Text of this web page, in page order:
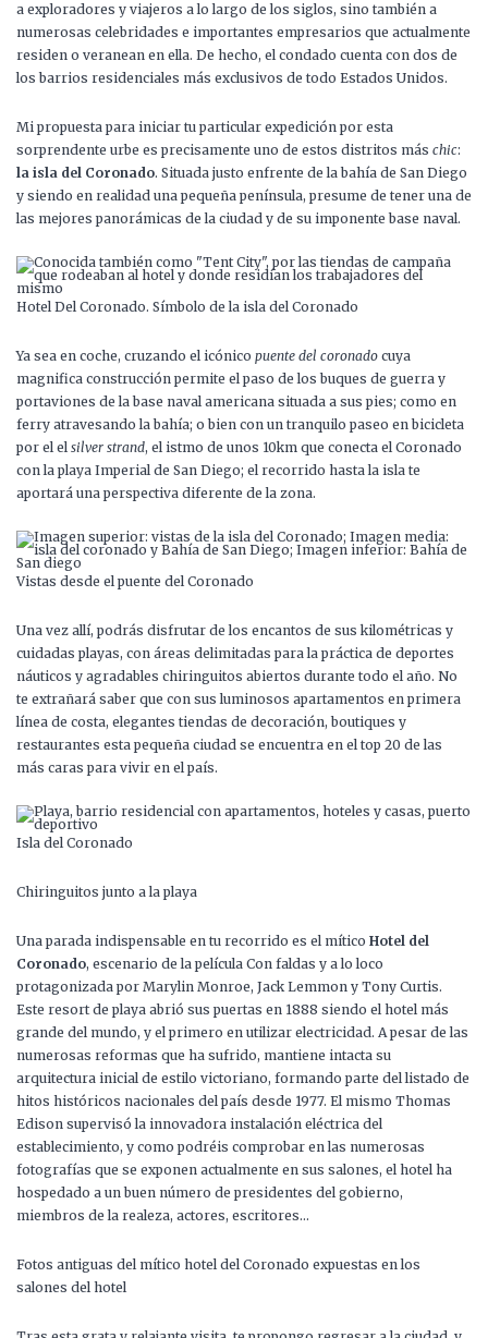
a exploradores y viajeros a lo largo de los siglos, sino también a
numerosas celebridades e importantes empresarios que actualmente
residen o veranean en ella. De hecho, el condado cuenta con dos de
los barrios residenciales más exclusivos de todo Estados Unidos.
Mi propuesta para iniciar tu particular expedición por esta
sorprendente urbe es precisamente uno de estos distritos más chic:
la isla del Coronado. Situada justo enfrente de la bahía de San Diego
y siendo en realidad una pequeña península, presume de tener una de
las mejores panorámicas de la ciudad y de su imponente base naval.
Hotel Del Coronado. Símbolo de la isla del Coronado
Ya sea en coche, cruzando el icónico puente del coronado cuya
magnifica construcción permite el paso de los buques de guerra y
portaviones de la base naval americana situada a sus pies; como en
ferry atravesando la bahía; o bien con un tranquilo paseo en bicicleta
por el el silver strand, el istmo de unos 10km que conecta el Coronado
con la playa Imperial de San Diego; el recorrido hasta la isla te
aportará una perspectiva diferente de la zona.
Vistas desde el puente del Coronado
Una vez allí, podrás disfrutar de los encantos de sus kilométricas y
cuidadas playas, con áreas delimitadas para la práctica de deportes
náuticos y agradables chiringuitos abiertos durante todo el año. No
te extrañará saber que con sus luminosos apartamentos en primera
línea de costa, elegantes tiendas de decoración, boutiques y
restaurantes esta pequeña ciudad se encuentra en el top 20 de las
más caras para vivir en el país.
Isla del Coronado
Chiringuitos junto a la playa
Una parada indispensable en tu recorrido es el mítico Hotel del
Coronado, escenario de la película Con faldas y a lo loco
protagonizada por Marylin Monroe, Jack Lemmon y Tony Curtis.
Este resort de playa abrió sus puertas en 1888 siendo el hotel más
grande del mundo, y el primero en utilizar electricidad. A pesar de las
numerosas reformas que ha sufrido, mantiene intacta su
arquitectura inicial de estilo victoriano, formando parte del listado de
hitos históricos nacionales del país desde 1977. El mismo Thomas
Edison supervisó la innovadora instalación eléctrica del
establecimiento, y como podréis comprobar en las numerosas
fotografías que se exponen actualmente en sus salones, el hotel ha
hospedado a un buen número de presidentes del gobierno,
miembros de la realeza, actores, escritores…
Fotos antiguas del mítico hotel del Coronado expuestas en los
salones del hotel